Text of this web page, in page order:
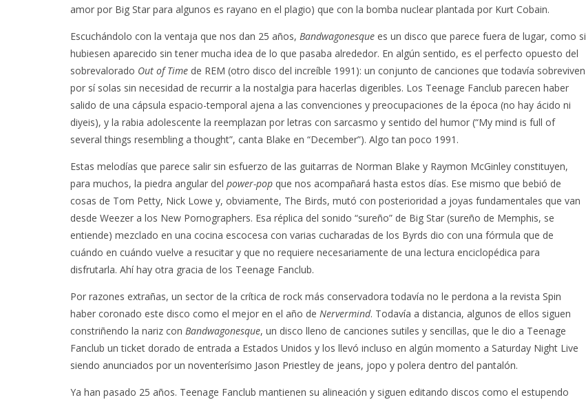
amor por Big Star para algunos es rayano en el plagio) que con la bomba nuclear plantada por Kurt Cobain.
Escuchándolo con la ventaja que nos dan 25 años, Bandwagonesque es un disco que parece fuera de lugar, como si
hubiesen aparecido sin tener mucha idea de lo que pasaba alrededor. En algún sentido, es el perfecto opuesto del
sobrevalorado Out of Time de REM (otro disco del increíble 1991): un conjunto de canciones que todavía sobreviven
por sí solas sin necesidad de recurrir a la nostalgia para hacerlas digeribles. Los Teenage Fanclub parecen haber
salido de una cápsula espacio-temporal ajena a las convenciones y preocupaciones de la época (no hay ácido ni
diyeis), y la rabia adolescente la reemplazan por letras con sarcasmo y sentido del humor (“My mind is full of
several things resembling a thought”, canta Blake en “December”). Algo tan poco 1991.
Estas melodías que parece salir sin esfuerzo de las guitarras de Norman Blake y Raymon McGinley constituyen,
para muchos, la piedra angular del power-pop que nos acompañará hasta estos días. Ese mismo que bebió de
cosas de Tom Petty, Nick Lowe y, obviamente, The Birds, mutó con posterioridad a joyas fundamentales que van
desde Weezer a los New Pornographers. Esa réplica del sonido “sureño” de Big Star (sureño de Memphis, se
entiende) mezclado en una cocina escocesa con varias cucharadas de los Byrds dio con una fórmula que de
cuándo en cuándo vuelve a resucitar y que no requiere necesariamente de una lectura enciclopédica para
disfrutarla. Ahí hay otra gracia de los Teenage Fanclub.
Por razones extrañas, un sector de la crítica de rock más conservadora todavía no le perdona a la revista Spin
haber coronado este disco como el mejor en el año de Nervermind. Todavía a distancia, algunos de ellos siguen
constriñendo la nariz con Bandwagonesque, un disco lleno de canciones sutiles y sencillas, que le dio a Teenage
Fanclub un ticket dorado de entrada a Estados Unidos y los llevó incluso en algún momento a Saturday Night Live
siendo anunciados por un noventerísimo Jason Priestley de jeans, jopo y polera dentro del pantalón.
Ya han pasado 25 años. Teenage Fanclub mantienen su alineación y siguen editando discos como el estupendo